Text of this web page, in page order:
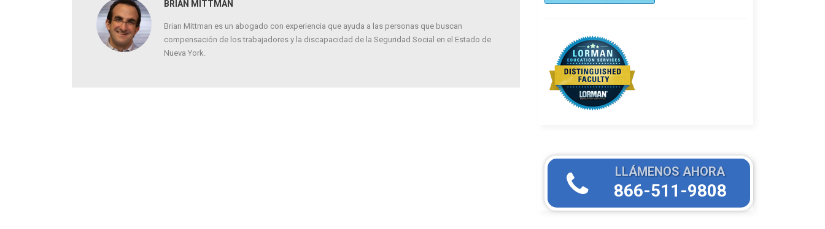
BRIAN MITTMAN
Brian Mittman es un abogado con experiencia que ayuda a las personas que buscan
compensación de los trabajadores y la discapacidad de la Seguridad Social en el Estado de
Nueva York.
LLÁMENOS AHORA
866-511-9808